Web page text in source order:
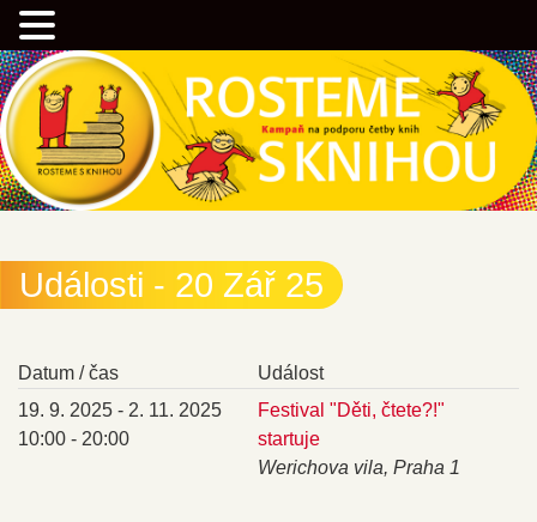
Přejít
k
hlavnímu
obsahu
webu
Rostemesknihou.cz
Kampaň na podporu četby knih
Události - 20 Zář 25
Datum / čas
Událost
19. 9. 2025 - 2. 11. 2025
10:00 - 20:00
Festival "Děti, čtete?!"
startuje
Werichova vila, Praha 1